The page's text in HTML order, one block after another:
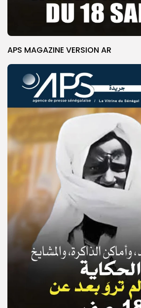
© Copyright 2025, APS
APS MAGAZINE VERSION AR